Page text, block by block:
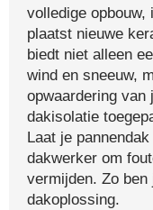
volledige opbouw,
plaatst nieuwe
biedt niet alleen
wind en sneeuw,
opwaardering van
dakisolatie
Laat je
dakwerker om
vermijden. Zo
dakoplossing.